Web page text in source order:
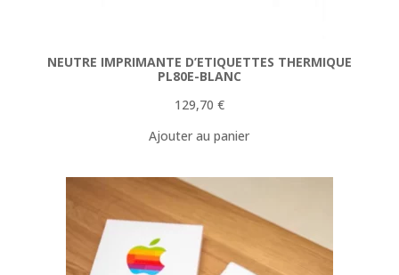
NEUTRE IMPRIMANTE D’ETIQUETTES THERMIQUE
PL80E-BLANC
129,70 €
Ajouter au panier